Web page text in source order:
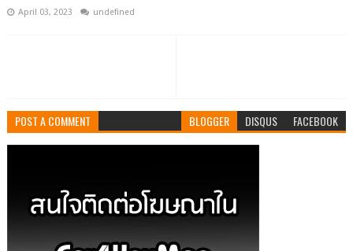
April 03, 2023 undefined
POST A COMMENT BLOGGER DISQUS FACEBOOK